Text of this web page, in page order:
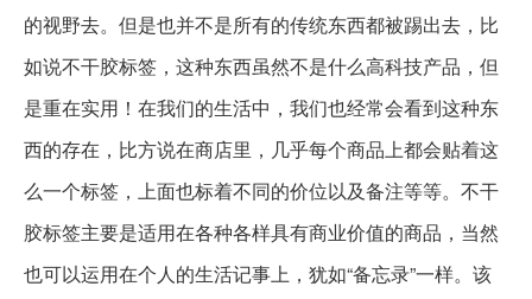
的视野去。但是也并不是所有的传统东西都被踢出去，比
如说不干胶标签，这种东西虽然不是什么高科技产品，但
是重在实用！在我们的生活中，我们也经常会看到这种东
西的存在，比方说在商店里，几乎每个商品上都会贴着这
么一个标签，上面也标着不同的价位以及备注等等。不干
胶标签主要是适用在各种各样具有商业价值的商品，当然
也可以运用在个人的生活记事上，犹如“备忘录”一样。该